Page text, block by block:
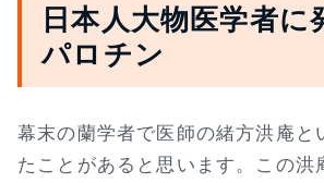
日本人大物医学者に
パロチン
幕末の蘭学者で医師の緒方洪庵と
たことがあると思います。この洪